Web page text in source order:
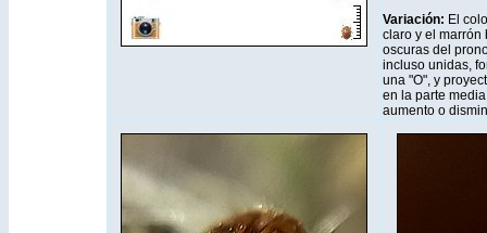
Variación: El
claro y el marrón
oscuras del
incluso unidas,
una "O", y
en la parte
aumento o